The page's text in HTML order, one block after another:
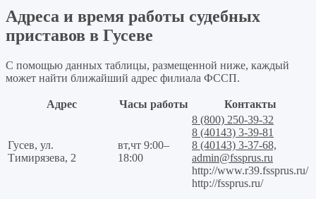
Адреса и время работы судебных
приставов в Гусеве
С помощью данных таблицы, размещенной ниже, каждый
может найти ближайший адрес филиала ФССП.
Адрес Часы работы Контакты
Гусев, ул.
Тимирязева, 2
вт,чт 9:00–
18:00
8 (800) 250-39-32
8 (40143) 3-39-81
8 (40143) 3-37-68,
admin@fssprus.ru
http://www.r39.fssprus.ru/
http://fssprus.ru/